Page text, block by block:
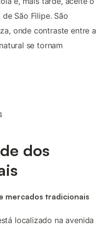
São Filipe. São
onde contraste entre a
se tornam
dos
mercados tradicionais
localizado na avenida